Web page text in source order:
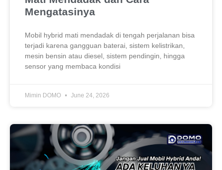
Mengatasinya
Mobil hybrid mati mendadak di tengah perjalanan bisa
terjadi karena gangguan baterai, sistem kelistrikan,
mesin bensin atau diesel, sistem pendingin, hingga
sensor yang membaca kondisi
Mimin DOMO June 24, 2026